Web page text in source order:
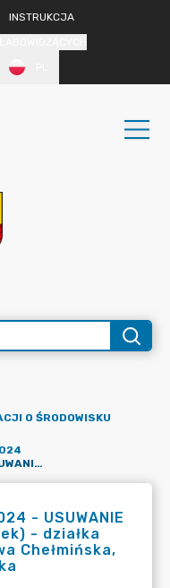
INSTRUKCJA
O ŚRODOWISKU
KARTA SIOS NR 11/DCH/2024 - USUWANIE DRZEW I KRZEWÓW (WNIOSEK) - DZIAŁKA EWID. NR 38, OBRĘB DĄBROWA CHEŁMIŃSKA, GMINA DĄBROWA CHEŁMIŃSKA
- USUWANIE
- działka
Chełmińska,